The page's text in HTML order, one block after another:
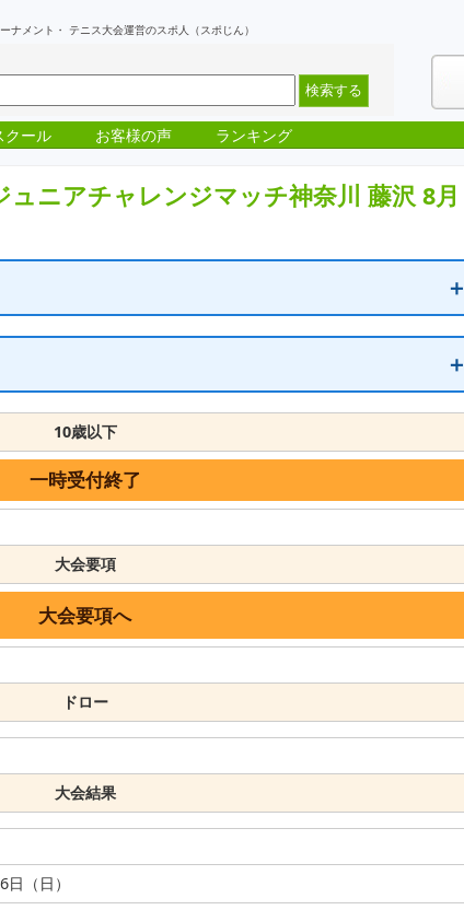
ナメント・ テニス大会運営のスポ人（スポじん）
クール お客様の声 ランキング
ュニアチャレンジマッチ神奈川 藤沢 8月
＋
＋
10歳以下
一時受付終了
大会要項
大会要項へ
ドロー
大会結果
（日）